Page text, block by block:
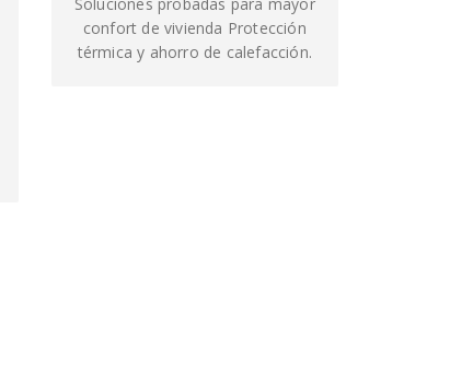
confort de vivienda Protección
térmica y ahorro de calefacción.